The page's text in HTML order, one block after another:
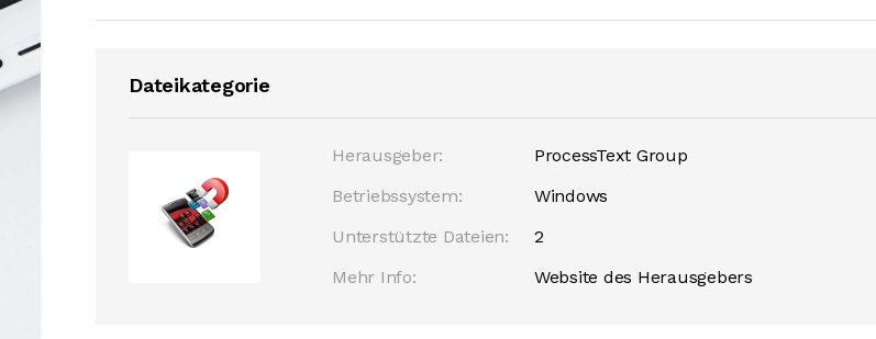
Dateikategorie
Herausgeber:
ProcessText Group
Betriebssystem:
Windows
Unterstützte Dateien:
2
Mehr Info:
Website des Herausgebers